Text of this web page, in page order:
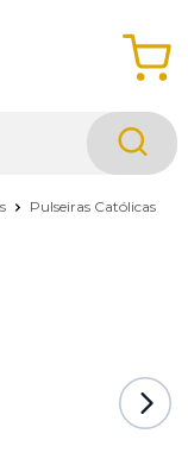
Pulseiras Católicas